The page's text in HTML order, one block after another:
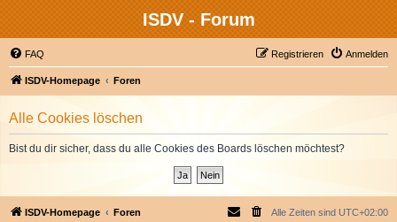
ISDV - Forum
FAQ Anmelden
Registrieren
ISDV-Homepage Foren
Alle Cookies löschen
Bist du dir sicher, dass du alle Cookies des Boards löschen möchtest?
ISDV-Homepage Foren Alle Zeiten sind UTC+02:00